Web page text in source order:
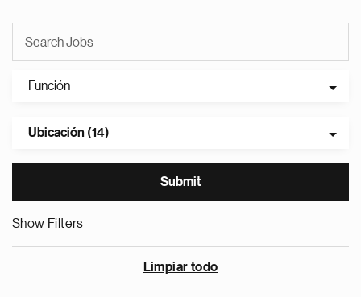
Función
Ubicación (14)
Show Filters
Limpiar todo